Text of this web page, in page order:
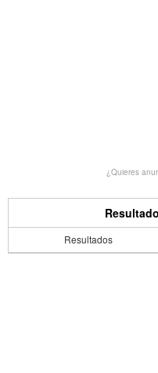
¿Quieres
Resultados